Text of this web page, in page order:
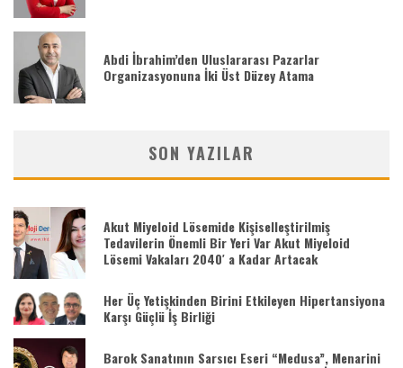
Abdi İbrahim’den Uluslararası Pazarlar
Organizasyonuna İki Üst Düzey Atama
SON YAZILAR
Akut Miyeloid Lösemide Kişiselleştirilmiş
Tedavilerin Önemli Bir Yeri Var Akut Miyeloid
Lösemi Vakaları 2040′ a Kadar Artacak
Her Üç Yetişkinden Birini Etkileyen Hipertansiyona
Karşı Güçlü İş Birliği
Barok Sanatının Sarsıcı Eseri “Medusa”, Menarini